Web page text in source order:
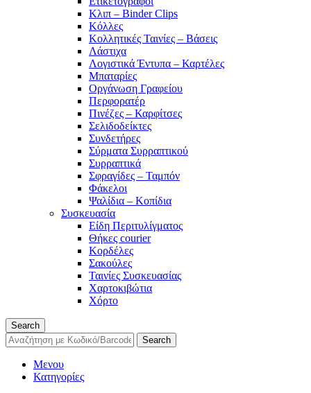
Κλιπ – Binder Clips
Κόλλες
Κολλητικές Ταινίες – Βάσεις
Λάστιχα
Λογιστικά Έντυπα – Καρτέλες
Μπαταρίες
Οργάνωση Γραφείου
Περφορατέρ
Πινέζες – Καρφίτσες
Σελιδοδείκτες
Συνδετήρες
Σύρματα Συρραπτικού
Συρραπτικά
Σφραγίδες – Ταμπόν
Φάκελοι
Ψαλίδια – Κοπίδια
Συσκευασία
Είδη Περιτυλίγματος
Θήκες courier
Κορδέλες
Σακούλες
Ταινίες Συσκευασίας
Χαρτοκιβώτια
Χόρτο
Search
Search
Μενου
Κατηγορίες